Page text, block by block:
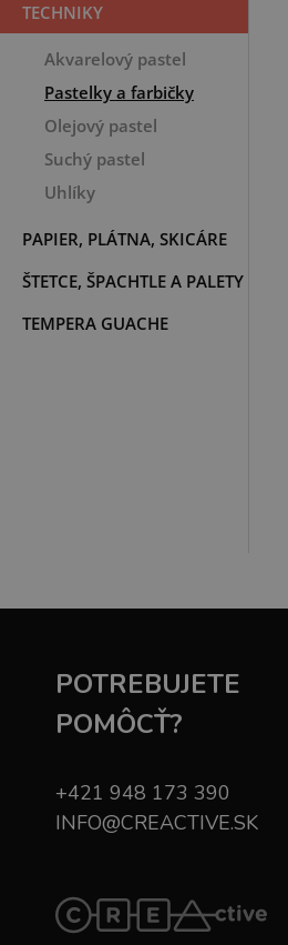
TECHNIKY
Akvarelový pastel
Pastelky a farbičky
Olejový pastel
Suchý pastel
Uhlíky
PAPIER, PLÁTNA, SKICÁRE
ŠTETCE, ŠPACHTLE A PALETY
TEMPERA GUACHE
POTREBUJETE
POMÔCŤ?
+421 948 173 390
INFO@CREACTIVE.SK